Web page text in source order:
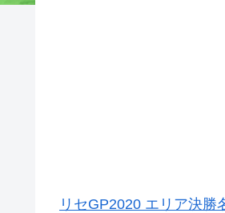
リセGP2020 エリア決勝